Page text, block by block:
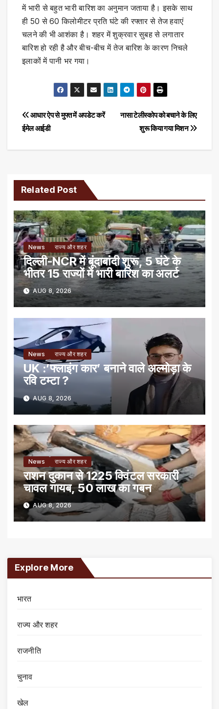
में भारी से बहुत भारी बारिश का अनुमान जताया है। इसके साथ
ही 50 से 60 किलोमीटर प्रति घंटे की रफ्तार से तेज हवाएं
चलने की भी आशंका है। शहर में शुक्रवार सुबह से लगातार
बारिश हो रही है और बीच-बीच में तेज बारिश के कारण निचले
इलाकों में पानी भर गया।
Post
navigation
नासा टेलीस्कोप को बचाने के लिए
शुरू किया गया मिशन
आधार ऐप से मुफ्त में अपडेट करें
ईमेल आईडी
Related Post
News राज्य और शहर
दिल्ली-NCR में बूंदाबांदी शुरू, 5 घंटे के
भीतर 15 राज्यों में भारी बारिश का अलर्ट
AUG 8, 2026
News राज्य और शहर
UK :’फ्लाइंग कार’ बनाने वाले अल्मोड़ा के
रवि टम्टा ?
AUG 8, 2026
News राज्य और शहर
राशन दुकान से 1225 क्विंटल सरकारी
चावल गायब, 50 लाख का गबन
AUG 8, 2026
Explore More
भारत
राज्य और शहर
राजनीति
चुनाव
खेल